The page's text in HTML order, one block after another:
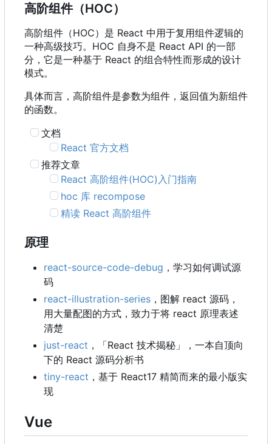
高阶组件（HOC）
高阶组件 （HOC） 是 React 中用于复用组件逻辑的
一种高级技巧。HOC 自身不是 React API 的一部
分，它是一种基于 React 的组合特性而形成的设计
模式。
具体而言，高阶组件是参数为组件，返回值为新组件
的函数。
文档
React 官方文档
推荐文章
React 高阶组件(HOC)入门指南
hoc 库 recompose
精读 React 高阶组件
原理
react-source-code-debug ，学习如何调试源
码
react-illustration-series ，图解 react 源码，
用大量配图的方式，致力于将 react 原理表述
清楚
just-react ，
「React 技术揭秘」，一本自顶向
下的 React 源码分析书
tiny-react ，基于 React17 精简而来的最小版实
现
Vue